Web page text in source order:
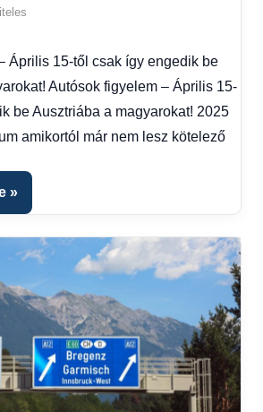
Hírek
1
kézből
Április 15-től csak így engedik be
Autósok figyelem – Április 15-
be Ausztriába a magyarokat! 2025
amikortól már nem lesz kötelező